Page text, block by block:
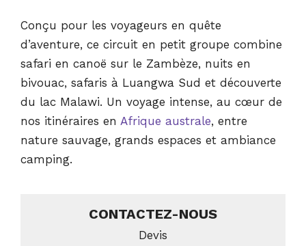
Conçu pour les voyageurs en quête
d’aventure, ce circuit en petit groupe combine
safari en canoë sur le Zambèze, nuits en
bivouac, safaris à Luangwa Sud et découverte
du lac Malawi. Un voyage intense, au cœur de
nos itinéraires en Afrique australe, entre
nature sauvage, grands espaces et ambiance
camping.
CONTACTEZ-NOUS
Devis